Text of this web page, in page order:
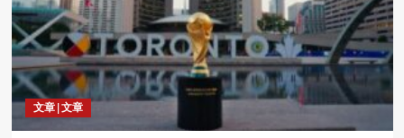
文章 | 文章